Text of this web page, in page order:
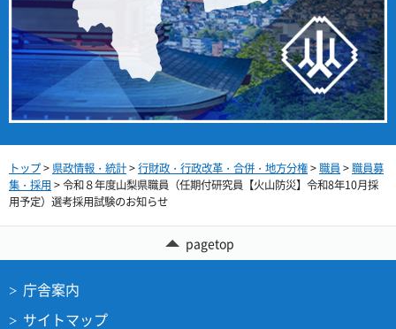
トップ> 県政情報・統計>行財政・行政改革・合併・地方分権>職員 >職員募
集・採用 > 令和８年度山梨県職員（任期付研究員【火山防災】令和8年10月採
用予定）選考採用試験のお知らせ
pagetop
庁舎案内
サイトマップ